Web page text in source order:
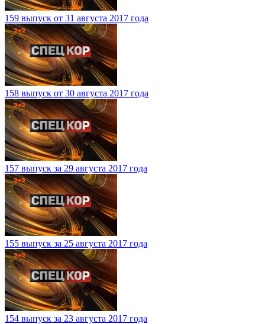
159 выпуск от 31 августа 2017 года
158 выпуск от 30 августа 2017 года
157 выпуск за 29 августа 2017 года
155 выпуск за 25 августа 2017 года
154 выпуск за 23 августа 2017 года